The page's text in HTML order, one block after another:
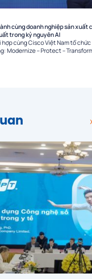
cùng doanh nghiệp sản xuất
trong kỷ nguyên AI
hợp cùng Cisco Việt Nam tổ
Modernize – Protect –